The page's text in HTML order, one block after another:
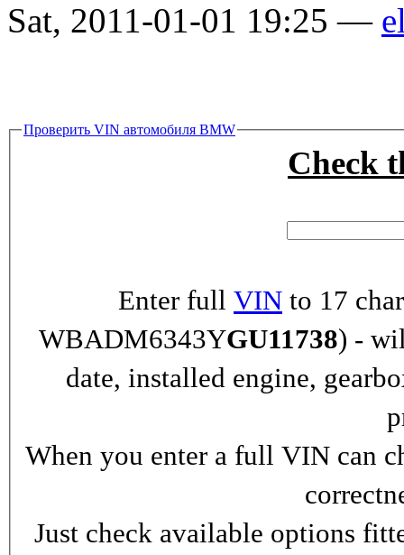
Sat, 2011-01-01 19:25 —
Проверить VIN автомобиля BMW
Check
Enter full VIN to 17
WBADM6343YGU11738) -
date, installed engine,
When you enter a full VIN can
Just check available options